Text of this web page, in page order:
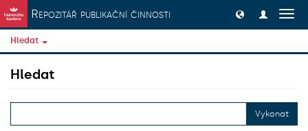
Přeskočit na obsah
Repozitář publikační činnosti
Hledat
Hledat
Vykonat